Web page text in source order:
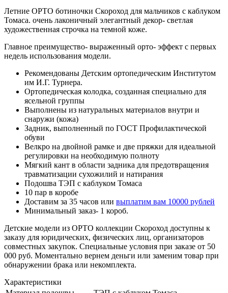
Летние ОРТО ботиночки Скороход для мальчиков с каблуком
Томаса. очень лаконичный элегантный декор- светлая
художественная строчка на темной коже.
Главное преимущество- выраженный орто- эффект с первых
недель использования модели.
Рекомендованы Детским ортопедическим Институтом
им И.Г. Турнера.
Ортопедическая колодка, созданная специально для
ясельной группы
Выполнены из натуральных материалов внутри и
снаружи (кожа)
Задник, выполненный по ГОСТ Профилактической
обуви
Велкро на двойной рамке и две пряжки для идеальной
регулировки на необходимую полноту
Мягкий кант в области задника для предотвращения
травматизации сухожилий и натирания
Подошва ТЭП с каблуком Томаса
10 пар в коробе
Доставим за 35 часов или выплатим вам 10000 рублей
Минимальный заказ- 1 короб.
Детские модели из ОРТО коллекции Скороход доступны к
заказу для юридических, физических лиц, организаторов
совместных закупок. Специальные условия при заказе от 50
000 руб. Моментально вернем деньги или заменим товар при
обнаружении брака или некомплекта.
Характеристики